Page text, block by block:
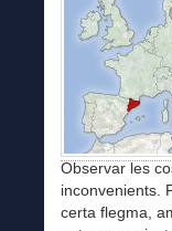
Observar les
inconvenients.
certa flegma,